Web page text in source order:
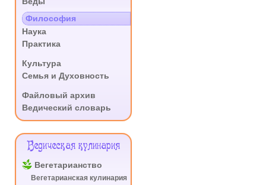
.
Философия
Наука
Практика
Культура
Семья и Духовность
Файловый архив
Ведический словарь
Ведическая кулинария
Вегетарианство
Вегетарианская кулинария